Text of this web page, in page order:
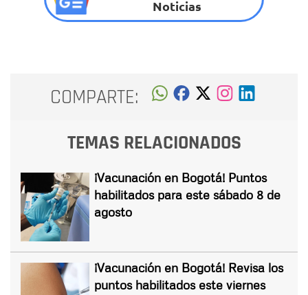
Noticias
COMPARTE:
TEMAS RELACIONADOS
¡Vacunación en Bogotá! Puntos
habilitados para este sábado 8 de
agosto
¡Vacunación en Bogotá! Revisa los
puntos habilitados este viernes